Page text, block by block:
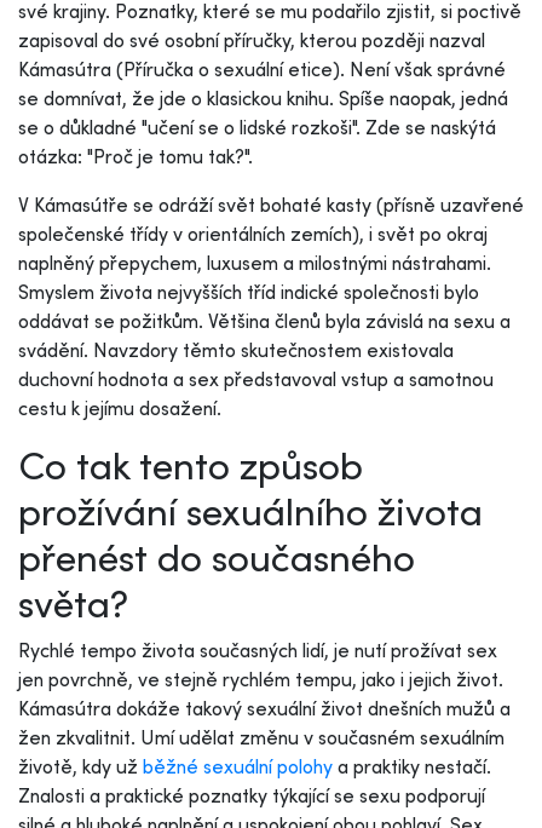
své krajiny. Poznatky, které se mu podařilo zjistit, si poctivě
zapisoval do své osobní příručky, kterou později nazval
Kámasútra (Příručka o sexuální etice). Není však správné
se domnívat, že jde o klasickou knihu. Spíše naopak, jedná
se o důkladné "učení se o lidské rozkoši". Zde se naskýtá
otázka: "Proč je tomu tak?".
V Kámasútře se odráží svět bohaté kasty (přísně uzavřené
společenské třídy v orientálních zemích), i svět po okraj
naplněný přepychem, luxusem a milostnými nástrahami.
Smyslem života nejvyšších tříd indické společnosti bylo
oddávat se požitkům. Většina členů byla závislá na sexu a
svádění. Navzdory těmto skutečnostem existovala
duchovní hodnota a sex představoval vstup a samotnou
cestu k jejímu dosažení.
Co tak tento způsob
prožívání sexuálního života
přenést do současného
světa?
Rychlé tempo života současných lidí, je nutí prožívat sex
jen povrchně, ve stejně rychlém tempu, jako i jejich život.
Kámasútra dokáže takový sexuální život dnešních mužů a
žen zkvalitnit. Umí udělat změnu v současném sexuálním
životě, kdy už běžné sexuální polohy a praktiky nestačí.
Znalosti a praktické poznatky týkající se sexu podporují